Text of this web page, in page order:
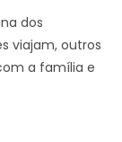
dos
viajam, outros
a família e